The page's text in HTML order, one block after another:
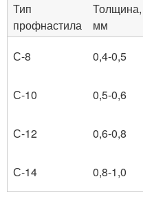
Тип
профнастила
Толщина,
мм
С-8 0,4-0,5
С-10
0,5-0,6
С-12
0,6-0,8
С-14
0,8-1,0